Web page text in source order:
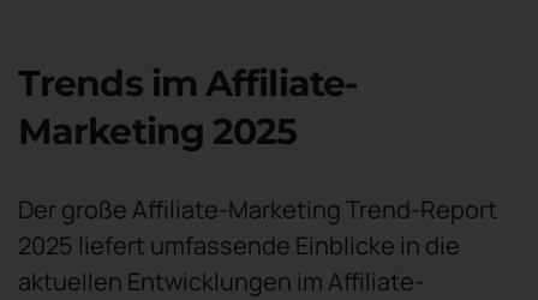
Trends im Affiliate-
Marketing 2025
Der große Affiliate-Marketing Trend-Report
2025 liefert umfassende Einblicke in die
aktuellen Entwicklungen im Affiliate-